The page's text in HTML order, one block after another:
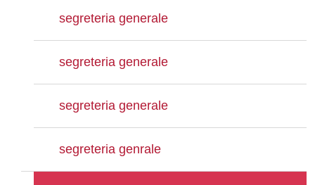
segreteria generale
segreteria generale
segreteria generale
segreteria genrale